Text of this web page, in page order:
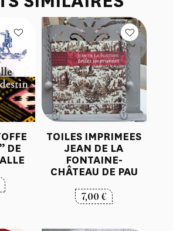
DE
TOILES IMPRIMEES
JEAN DE LA
FONTAINE-
CHÂTEAU DE PAU
7,00€